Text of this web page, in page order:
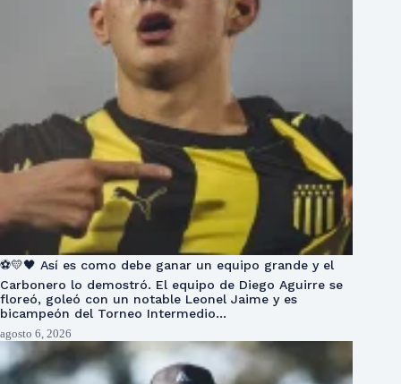
⚽💛🖤 Así es como debe ganar un equipo grande y el
Carbonero lo demostró. El equipo de Diego Aguirre se
floreó, goleó con un notable Leonel Jaime y es
bicampeón del Torneo Intermedio…
agosto 6, 2026